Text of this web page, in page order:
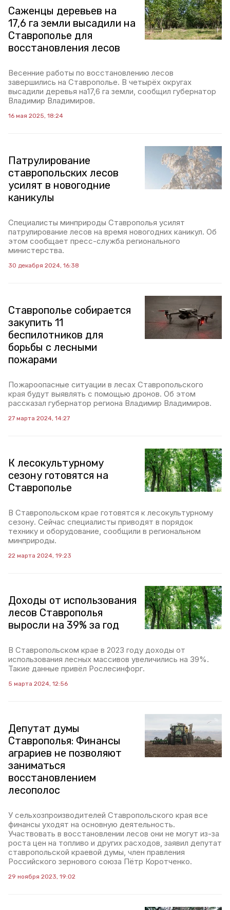
Саженцы деревьев на
17,6 га земли высадили на
Ставрополье для
восстановления лесов
Весенние работы по восстановлению лесов
завершились на Ставрополье. В четырёх округах
высадили деревья на17,6 га земли, сообщил губернатор
Владимир Владимиров.
16 мая 2025, 18:24
Патрулирование
ставропольских лесов
усилят в новогодние
каникулы
Специалисты минприроды Ставрополья усилят
патрулирование лесов на время новогодних каникул. Об
этом сообщает пресс-служба регионального
министерства.
30 декабря 2024, 16:38
Ставрополье собирается
закупить 11
беспилотников для
борьбы с лесными
пожарами
Пожароопасные ситуации в лесах Ставропольского
края будут выявлять с помощью дронов. Об этом
рассказал губернатор региона Владимир Владимиров.
27 марта 2024, 14:27
К лесокультурному
сезону готовятся на
Ставрополье
В Ставропольском крае готовятся к лесокультурному
сезону. Сейчас специалисты приводят в порядок
технику и оборудование, сообщили в региональном
минприроды.
22 марта 2024, 19:23
Доходы от использования
лесов Ставрополья
выросли на 39% за год
В Ставропольском крае в 2023 году доходы от
использования лесных массивов увеличились на 39%.
Такие данные привёл Рослесинфорг.
5 марта 2024, 12:56
Депутат думы
Ставрополья: Финансы
аграриев не позволяют
заниматься
восстановлением
лесополос
У сельхозпроизводителей Ставропольского края все
финансы уходят на основную деятельность.
Участвовать в восстановлении лесов они не могут из-за
роста цен на топливо и других расходов, заявил депутат
ставропольской краевой думы, член правления
Российского зернового союза Пётр Коротченко.
29 ноября 2023, 19:02